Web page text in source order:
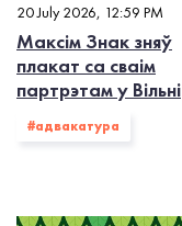
20 July 2026, 12:59 PM
Максім Знак зняў
плакат са сваім
партрэтам у Вільні
#адвакатура